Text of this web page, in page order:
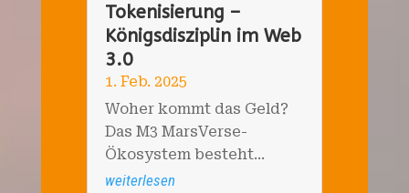
Tokenisierung –
Königsdisziplin im Web
3.0
1. Feb. 2025
Woher kommt das Geld?
Das M3 MarsVerse-
Ökosystem besteht...
weiterlesen